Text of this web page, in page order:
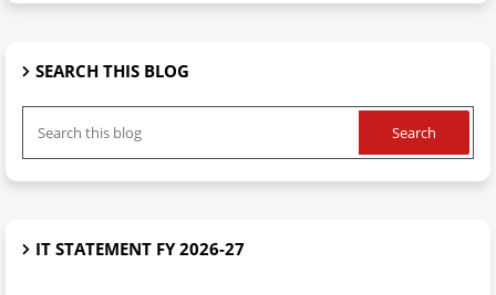
SEARCH THIS BLOG
IT STATEMENT FY 2026-27